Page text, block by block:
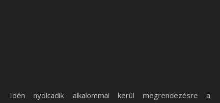
Idén nyolcadik alkalommal kerül megrendezésre a